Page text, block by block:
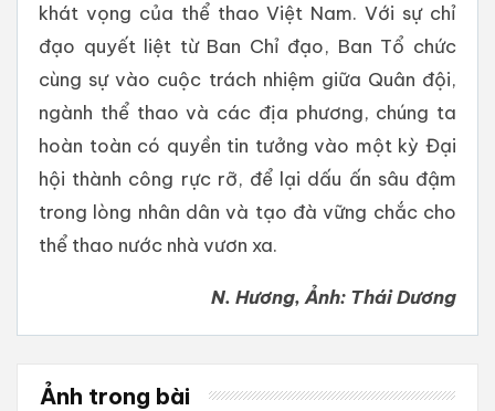
khát vọng của thể thao Việt Nam. Với sự chỉ
đạo quyết liệt từ Ban Chỉ đạo, Ban Tổ chức
cùng sự vào cuộc trách nhiệm giữa Quân đội,
ngành thể thao và các địa phương, chúng ta
hoàn toàn có quyền tin tưởng vào một kỳ Đại
hội thành công rực rỡ, để lại dấu ấn sâu đậm
trong lòng nhân dân và tạo đà vững chắc cho
thể thao nước nhà vươn xa.
N. Hương, Ảnh: Thái Dương
Ảnh trong bài